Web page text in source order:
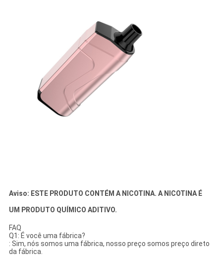
Aviso: ESTE PRODUTO CONTÉM A NICOTINA. A NICOTINA É
UM PRODUTO QUÍMICO ADITIVO.
FAQ
Q1: É você uma fábrica?
: Sim, nós somos uma fábrica, nosso preço somos preço direto
da fábrica.